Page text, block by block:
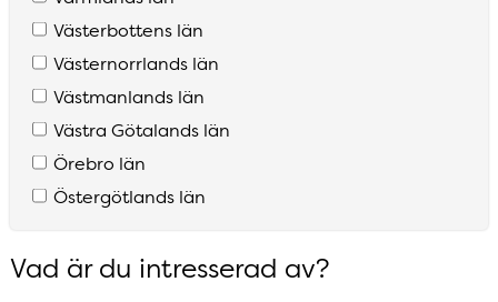
Resultatlista uppdaterad
Vad är du intresserad av?
Västerbottens län
Västernorrlands län
Västmanlands län
Västra Götalands län
Örebro län
Östergötlands län